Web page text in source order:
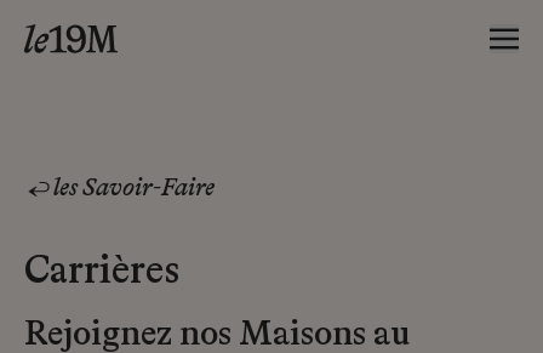
les Savoir-Faire
Carrières
Rejoignez nos Maisons au